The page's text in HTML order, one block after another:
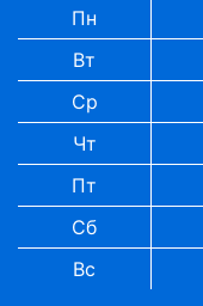
Пн
Вт
Ср
Чт
Пт
Сб
Вс